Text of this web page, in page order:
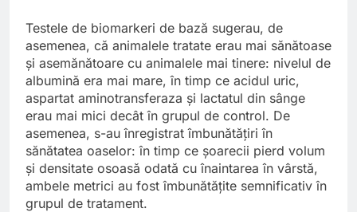
Testele de biomarkeri de bază sugerau, de
asemenea, că animalele tratate erau mai sănătoase
și asemănătoare cu animalele mai tinere: nivelul de
albumină era mai mare, în timp ce acidul uric,
aspartat aminotransferaza și lactatul din sânge
erau mai mici decât în grupul de control. De
asemenea, s-au înregistrat îmbunătățiri în
sănătatea oaselor: în timp ce șoarecii pierd volum
și densitate osoasă odată cu înaintarea în vârstă,
ambele metrici au fost îmbunătățite semnificativ în
grupul de tratament.